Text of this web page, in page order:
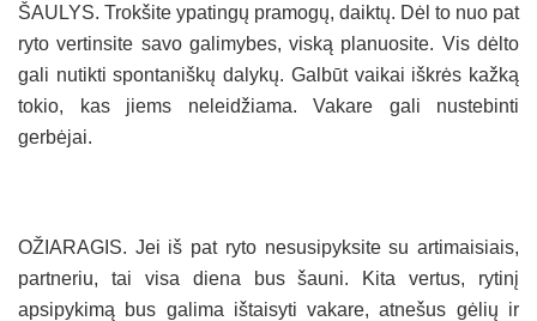
ŠAULYS. Trokšite ypatingų pramogų, daiktų. Dėl to nuo pat
ryto vertinsite savo galimybes, viską planuosite. Vis dėlto
gali nutikti spontaniškų dalykų. Galbūt vaikai iškrės kažką
tokio, kas jiems neleidžiama. Vakare gali nustebinti
gerbėjai.
OŽIARAGIS. Jei iš pat ryto nesusipyksite su artimaisiais,
partneriu, tai visa diena bus šauni. Kita vertus, rytinį
apsipykimą bus galima ištaisyti vakare, atnešus gėlių ir